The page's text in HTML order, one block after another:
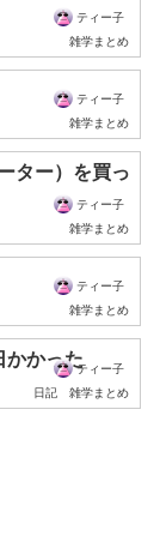
ティー子
雑学まとめ
ティー子
雑学まとめ
ター）を買っ
ティー子
雑学まとめ
ティー子
雑学まとめ
かかったティー子
日記
雑学まとめ